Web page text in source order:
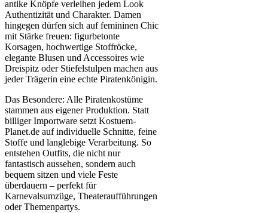
antike Knöpfe verleihen jedem Look
Authentizität und Charakter. Damen
hingegen dürfen sich auf femininen Chic
mit Stärke freuen: figurbetonte
Korsagen, hochwertige Stoffröcke,
elegante Blusen und Accessoires wie
Dreispitz oder Stiefelstulpen machen aus
jeder Trägerin eine echte Piratenkönigin.
Das Besondere: Alle Piratenkostüme
stammen aus eigener Produktion. Statt
billiger Importware setzt Kostuem-
Planet.de auf individuelle Schnitte, feine
Stoffe und langlebige Verarbeitung. So
entstehen Outfits, die nicht nur
fantastisch aussehen, sondern auch
bequem sitzen und viele Feste
überdauern – perfekt für
Karnevalsumzüge, Theateraufführungen
oder Themenpartys.